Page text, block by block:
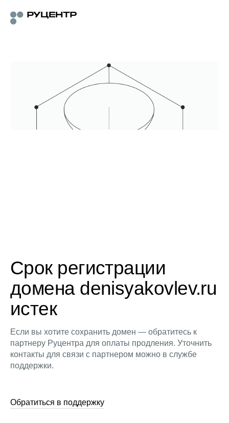
Срок регистрации
домена denisyakovlev.ru
истек
Если вы хотите сохранить домен — обратитесь к
партнеру Руцентра для оплаты продления. Уточнить
контакты для связи с партнером можно в службе
поддержки.
Обратиться в поддержку